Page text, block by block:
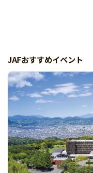
JAFおすすめイベント